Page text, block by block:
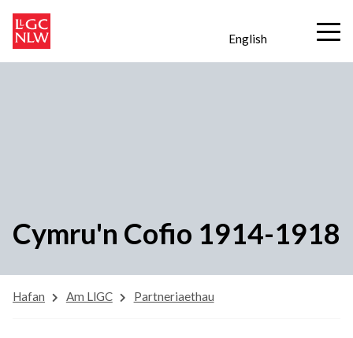
English
Cymru'n Cofio 1914-1918
Hafan Am LlGC Partneriaethau